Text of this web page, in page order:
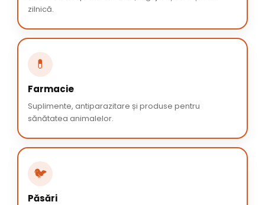
zilnică.
💊
Farmacie
Suplimente, antiparazitare și produse pentru
sănătatea animalelor.
🐦
Păsări